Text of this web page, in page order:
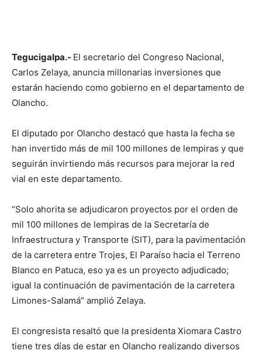
Tegucigalpa.- El secretario del Congreso Nacional,
Carlos Zelaya, anuncia millonarias inversiones que
estarán haciendo como gobierno en el departamento de
Olancho.
El diputado por Olancho destacó que hasta la fecha se
han invertido más de mil 100 millones de lempiras y que
seguirán invirtiendo más recursos para mejorar la red
vial en este departamento.
“Solo ahorita se adjudicaron proyectos por el orden de
mil 100 millones de lempiras de la Secretaría de
Infraestructura y Transporte (SIT), para la pavimentación
de la carretera entre Trojes, El Paraíso hacia el Terreno
Blanco en Patuca, eso ya es un proyecto adjudicado;
igual la continuación de pavimentación de la carretera
Limones-Salamá” amplió Zelaya.
El congresista resaltó que la presidenta Xiomara Castro
tiene tres días de estar en Olancho realizando diversos